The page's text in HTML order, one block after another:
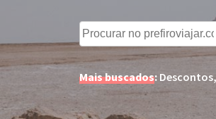
Pesquisar
Mais buscados: Descontos,